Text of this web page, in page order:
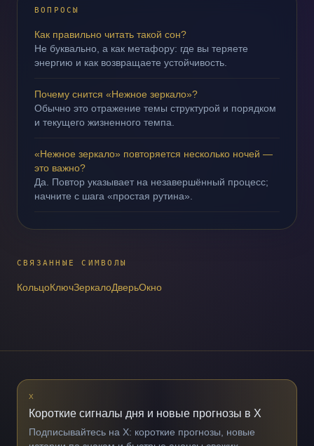
ВОПРОСЫ
Как правильно читать такой сон?
Не буквально, а как метафору: где вы теряете
энергию и как возвращаете устойчивость.
Почему снится «Нежное зеркало»?
Обычно это отражение темы структурой и порядком
и текущего жизненного темпа.
«Нежное зеркало» повторяется несколько ночей —
это важно?
Да. Повтор указывает на незавершённый процесс;
начните с шага «простая рутина».
СВЯЗАННЫЕ СИМВОЛЫ
КольцоКлючЗеркалоДверьОкно
X
Короткие сигналы дня и новые прогнозы в X
Подписывайтесь на X: короткие прогнозы, новые